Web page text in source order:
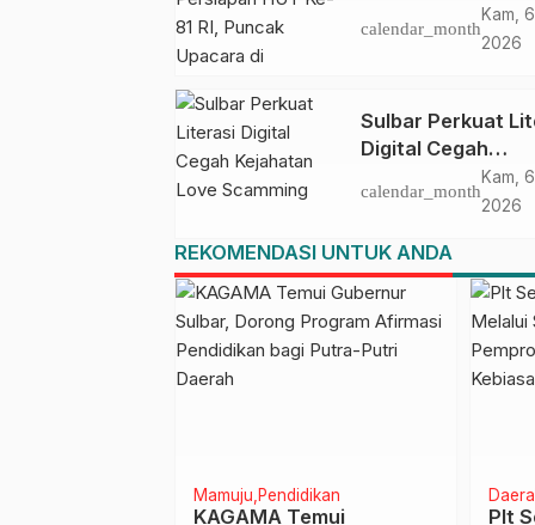
HUT Ke-81 RI,
Upacara di
calendar_month
Kam,
2026
Sulbar Perkuat
Digital Cegah
Kejahatan Love
Scamming
calendar_month
Kam,
2026
REKOMENDASI UNTUK ANDA
Mamuju Pendidikan
KAGAMA Temui
Plt